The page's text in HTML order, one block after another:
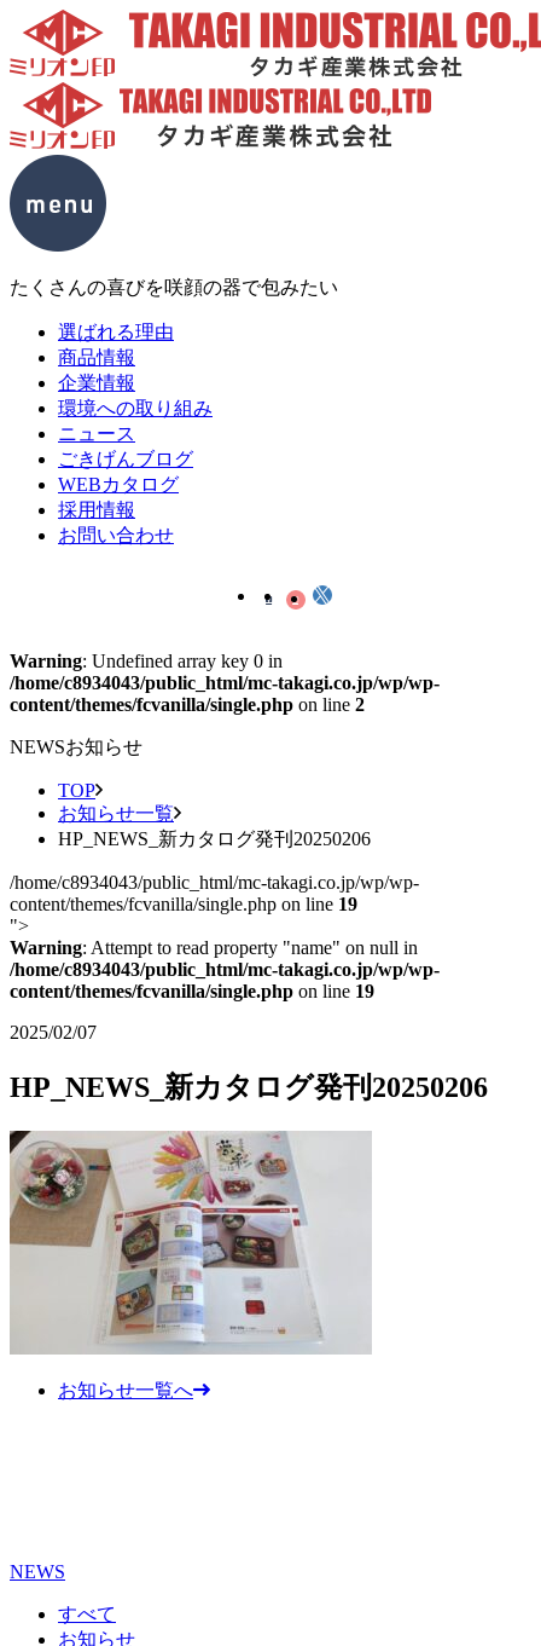
たくさんの喜びを咲顔の器で包みたい
選ばれる理由
商品情報
企業情報
環境への取り組み
ニュース
ごきげんブログ
WEBカタログ
採用情報
お問い合わせ
Warning: Undefined array key 0 in
/home/c8934043/public_html/mc-takagi.co.jp/wp/wp-
content/themes/fcvanilla/single.php on line 2
NEWSお知らせ
TOP
お知らせ一覧
HP_NEWS_新カタログ発刊20250206
/home/c8934043/public_html/mc-takagi.co.jp/wp/wp-
content/themes/fcvanilla/single.php on line 19
">
Warning: Attempt to read property "name" on null in
/home/c8934043/public_html/mc-takagi.co.jp/wp/wp-
content/themes/fcvanilla/single.php on line 19
2025/02/07
HP_NEWS_新カタログ発刊20250206
お知らせ一覧へ
NEWS
すべて
お知らせ